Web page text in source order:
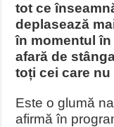
tot ce
deplasează
în momentul
afară de
toți cei care nu
Este o glumă
afirmă în